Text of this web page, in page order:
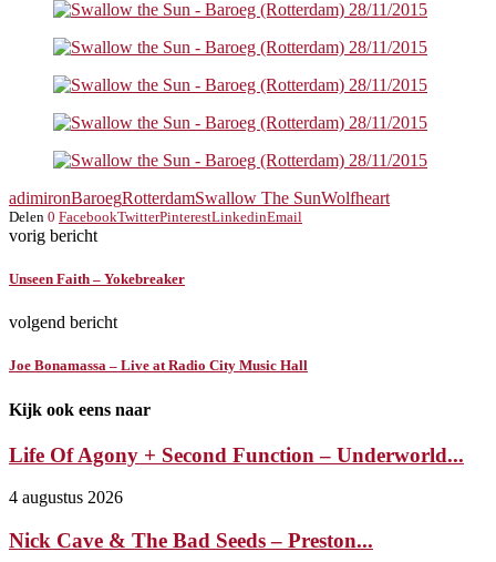
adimironBaroegRotterdamSwallow The SunWolfheart
Delen 0 FacebookTwitterPinterestLinkedinEmail
vorig bericht
Unseen Faith – Yokebreaker
volgend bericht
Joe Bonamassa – Live at Radio City Music Hall
Kijk ook eens naar
Life Of Agony + Second Function – Underworld...
4 augustus 2026
Nick Cave & The Bad Seeds – Preston...